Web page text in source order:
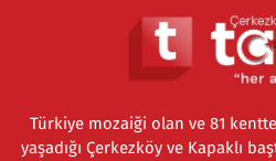
Türkiye mozaiği olan ve 81
yaşadığı Çerkezköy ve Kapaklı